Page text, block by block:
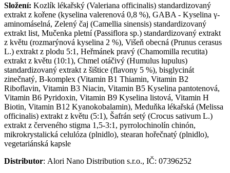
Složení: Kozlík lékařský (Valeriana officinalis) standardizovaný
extrakt z kořene (kyselina valerenová 0,8 %), GABA - Kyselina γ-
aminomáselná, Zelený čaj (Camellia sinensis) standardizovaný
extrakt list, Mučenka pletní (Passiflora sp.) standardizovaný extrakt
z květu (rozmarýnová kyselina 2 %), Višeň obecná (Prunus cerasus
L.) extrakt z plodu 5:1, Heřmánek pravý (Chamomilla recutita)
extrakt z květu (10:1), Chmel otáčivý (Humulus lupulus)
standardizovaný extrakt z šištice (flavony 5 %), bisglycinát
zinečnatý, B-komplex (Vitamin B1 Thiamin, Vitamin B2
Riboflavin, Vitamin B3 Niacin, Vitamin B5 Kyselina pantotenová,
Vitamin B6 Pyridoxin, Vitamin B9 Kyselina listová, Vitamin H
Biotin, Vitamin B12 Kyanokobalamin), Meduňka lékařská (Melissa
officinalis) extrakt z květu (5:1), Šafrán setý (Crocus sativum L.)
extrakt z červeného stigma 1,5-3:1, pyrrolochinolín chinón,
mikrokrystalická celulóza (plnidlo), stearan hořečnatý (plnidlo),
vegetariánská kapsle
Distributor: Alori Nano Distribution s.r.o., IČ: 07396252